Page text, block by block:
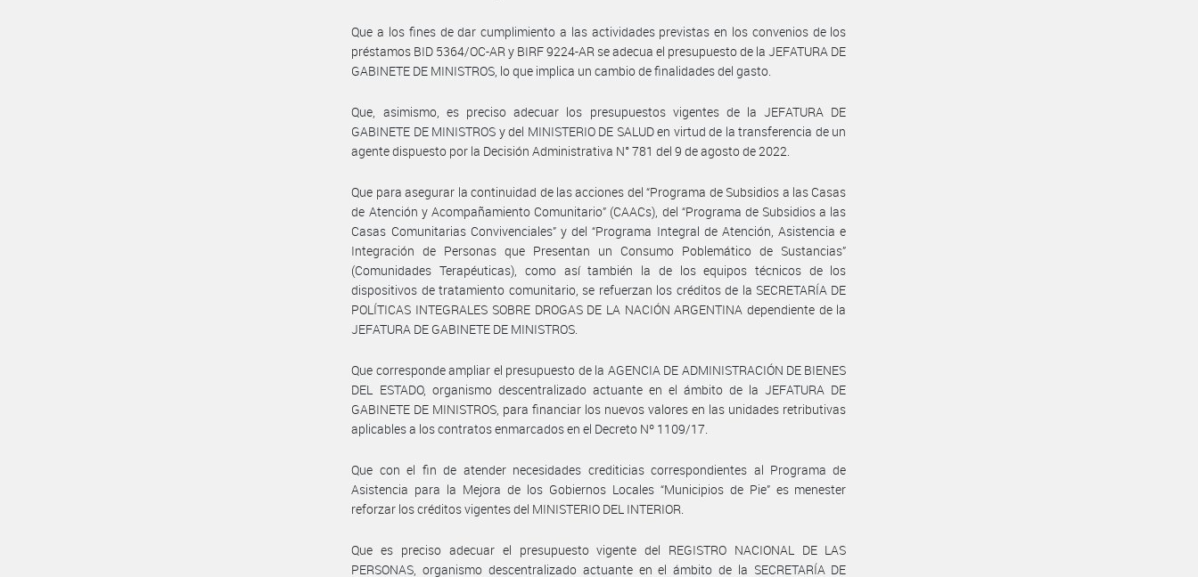
Que a los fines de dar cumplimiento a las actividades previstas en los convenios de los
préstamos BID 5364/OC-AR y BIRF 9224-AR se adecua el presupuesto de la JEFATURA DE
GABINETE DE MINISTROS, lo que implica un cambio de finalidades del gasto.
Que, asimismo, es preciso adecuar los presupuestos vigentes de la JEFATURA DE
GABINETE DE MINISTROS y del MINISTERIO DE SALUD en virtud de la transferencia de un
agente dispuesto por la Decisión Administrativa N° 781 del 9 de agosto de 2022.
Que para asegurar la continuidad de las acciones del “Programa de Subsidios a las Casas
de Atención y Acompañamiento Comunitario” (CAACs), del “Programa de Subsidios a las
Casas Comunitarias Convivenciales” y del “Programa Integral de Atención, Asistencia e
Integración de Personas que Presentan un Consumo Poblemático de Sustancias”
(Comunidades Terapéuticas), como así también la de los equipos técnicos de los
dispositivos de tratamiento comunitario, se refuerzan los créditos de la SECRETARÍA DE
POLÍTICAS INTEGRALES SOBRE DROGAS DE LA NACIÓN ARGENTINA dependiente de la
JEFATURA DE GABINETE DE MINISTROS.
Que corresponde ampliar el presupuesto de la AGENCIA DE ADMINISTRACIÓN DE BIENES
DEL ESTADO, organismo descentralizado actuante en el ámbito de la JEFATURA DE
GABINETE DE MINISTROS, para financiar los nuevos valores en las unidades retributivas
aplicables a los contratos enmarcados en el Decreto Nº 1109/17.
Que con el fin de atender necesidades crediticias correspondientes al Programa de
Asistencia para la Mejora de los Gobiernos Locales “Municipios de Pie” es menester
reforzar los créditos vigentes del MINISTERIO DEL INTERIOR.
Que es preciso adecuar el presupuesto vigente del REGISTRO NACIONAL DE LAS
PERSONAS, organismo descentralizado actuante en el ámbito de la SECRETARÍA DE